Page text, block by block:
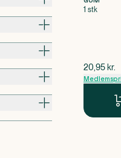
1 stk
$gammel
20,95 kr.